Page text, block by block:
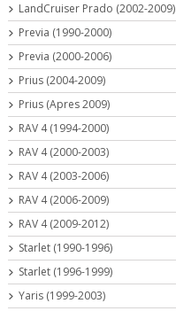
LandCruiser Prado (2002-2009)
Previa (1990-2000)
Previa (2000-2006)
Prius (2004-2009)
Prius (Apres 2009)
RAV 4 (1994-2000)
RAV 4 (2000-2003)
RAV 4 (2003-2006)
RAV 4 (2006-2009)
RAV 4 (2009-2012)
Starlet (1990-1996)
Starlet (1996-1999)
Yaris (1999-2003)